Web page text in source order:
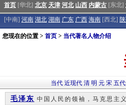
首页 [华北] 北京 天津 河北 山西 内蒙古 [东北]
[中南] 河南 湖北 湖南 广东 广西 海南 [西北]
您现在的位置 > 首页 > 当代著名人物介绍
当代 近现代 清 明 元 宋 五
毛泽东 中国人民的领袖，马克思主